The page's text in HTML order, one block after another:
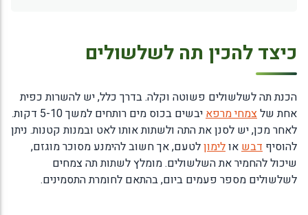
כיצד להכין תה לשלשולים
הכנת תה לשלשולים פשוטה וקלה. בדרך כלל, יש להשרות כפית
אחת שלצמחי מרפא
יבשים בכוס מים רותחים למשך 5-10 דקות.
לאחר מכן, יש לסנן את התה ולשתות אותו לאט ובמנות קטנות. ניתן
להוסיף דבשאולימוןלטעם, אך חשוב להימנע מסוכר מוגזם,
שיכול להחמיר את השלשולים. מומלץ לשתות תה צמחים
לשלשולים מספר פעמים ביום, בהתאם לחומרת התסמינים.